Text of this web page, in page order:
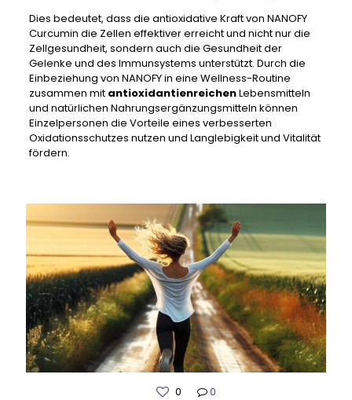
Dies bedeutet, dass die antioxidative Kraft von NANOFY
Curcumin die Zellen effektiver erreicht und nicht nur die
Zellgesundheit, sondern auch die Gesundheit der
Gelenke und des Immunsystems unterstützt. Durch die
Einbeziehung von NANOFY in eine Wellness-Routine
zusammen mit antioxidantienreichenLebensmitteln
und natürlichen Nahrungsergänzungsmitteln können
Einzelpersonen die Vorteile eines verbesserten
Oxidationsschutzes nutzen und Langlebigkeit und Vitalität
fördern.
0
0